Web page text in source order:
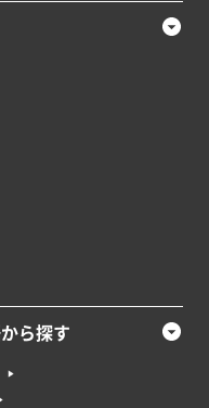
グラミング言語（例えば
また、バックエンドエンジニ
ることがあります。
ための勉強方法や資格は様々
から始めることが大切です。
ートリアルを読むことが有効
ームワークが出てくるので、
サービスやアプリの開発を経
です。また、業界では受け入
どがあります。これらの資格
きます。
する応募制限はありません。
経験は必要で、未経験者の募
ら探す